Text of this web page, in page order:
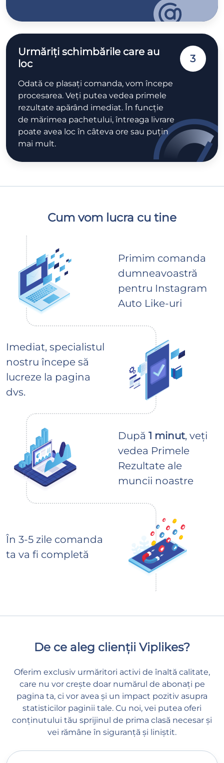
Urmăriți schimbările care au
loc
Odată ce plasați comanda, vom începe
procesarea. Veți putea vedea primele
rezultate apărând imediat. În funcție
de mărimea pachetului, întreaga livrare
poate avea loc în câteva ore sau puțin
mai mult.
3
Cum vom lucra cu tine
Primim comanda
dumneavoastră
pentru Instagram
Auto Like-uri
Imediat, specialistul
nostru începe să
lucreze la pagina
dvs.
După 1 minut, veți
vedea Primele
Rezultate ale
muncii noastre
În 3-5 zile comanda
ta va fi completă
De ce aleg clienții Viplikes?
Oferim exclusiv urmăritori activi de înaltă calitate,
care nu vor crește doar numărul de abonați pe
pagina ta, ci vor avea și un impact pozitiv asupra
statisticilor paginii tale. Cu noi, vei putea oferi
conținutului tău sprijinul de prima clasă necesar și
vei rămâne în siguranță și liniștit.